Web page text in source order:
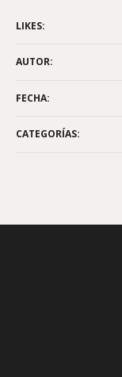
LIKES:
AUTOR:
FECHA:
CATEGORÍAS: